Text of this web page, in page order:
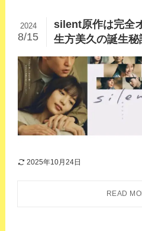
silent原作は完全
生方美久の誕生
2024
8/15
2025年10月24日